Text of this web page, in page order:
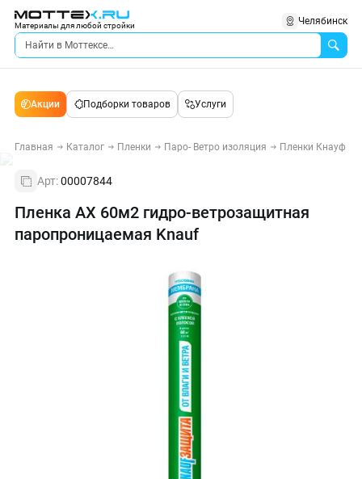
Материалы для любой стройки Челябинск
Акции Подборки товаров Услуги
Главная Каталог Пленки Паро- Ветро изоляция Пленки Кнауф
Арт:00007844
Пленка АХ 60м2 гидро-ветрозащитная
паропроницаемая Knauf